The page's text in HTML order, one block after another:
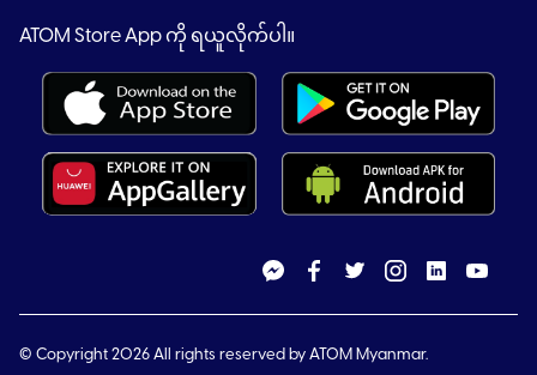
ATOM Store App ကို ရယူလိုက်ပါ။
© Copyright 2026 All rights reserved by ATOM Myanmar.